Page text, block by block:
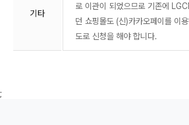
기타
로 이관이 되었으므로 기존에
던 쇼핑몰도 (신)카카오페이를 이
도로 신청을 해야 합니다.
;